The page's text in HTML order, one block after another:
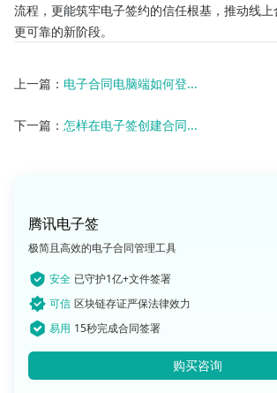
流程，更能筑牢电子签约的信任根基，推动线上
更可靠的新阶段。
上一篇： 电子合同电脑端如何登...
下一篇： 怎样在电子签创建合同...
腾讯电子签
极简且高效的电子合同管理工具
安全 已守护1亿+文件签署
可信 区块链存证严保法律效力
易用 15秒完成合同签署
购买咨询